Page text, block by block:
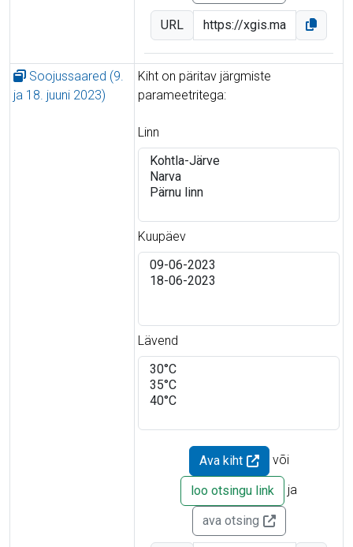
URL
Soojussaared (9.
ja 18. juuni 2023)
Kiht on päritav järgmiste
parameetritega:
Linn
Kuupäev
Lävend
Ava kiht või
loo otsingu link ja
ava otsing